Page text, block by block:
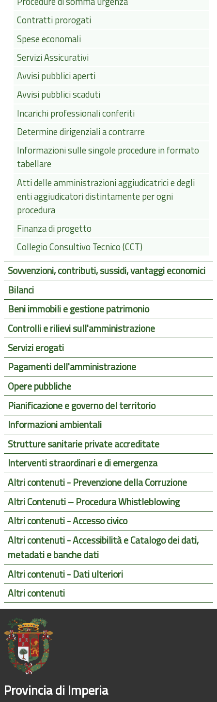
Contratti prorogati
Spese economali
Servizi Assicurativi
Avvisi pubblici aperti
Avvisi pubblici scaduti
Incarichi professionali conferiti
Determine dirigenziali a contrarre
Informazioni sulle singole procedure in formato
tabellare
Atti delle amministrazioni aggiudicatrici e degli
enti aggiudicatori distintamente per ogni
procedura
Finanza di progetto
Collegio Consultivo Tecnico (CCT)
Sovvenzioni, contributi, sussidi, vantaggi economici
Bilanci
Beni immobili e gestione patrimonio
Controlli e rilievi sull'amministrazione
Servizi erogati
Pagamenti dell'amministrazione
Opere pubbliche
Pianificazione e governo del territorio
Informazioni ambientali
Strutture sanitarie private accreditate
Interventi straordinari e di emergenza
Altri contenuti - Prevenzione della Corruzione
Altri Contenuti – Procedura Whistleblowing
Altri contenuti - Accesso civico
Altri contenuti - Accessibilità e Catalogo dei dati,
metadati e banche dati
Altri contenuti - Dati ulteriori
Altri contenuti
Provincia di Imperia